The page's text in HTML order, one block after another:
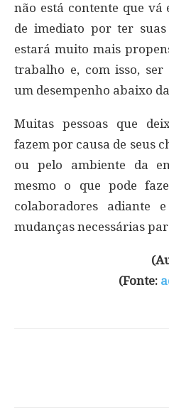
não está contente que
de imediato por ter
estará muito mais
trabalho e, com isso,
um desempenho abaixo
Muitas pessoas que
fazem por causa de seus
ou pelo ambiente da
mesmo o que pode
colaboradores adiante
mudanças necessárias
(Fonte: